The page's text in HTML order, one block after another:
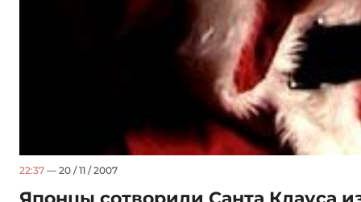
22:37 — 20 / 11 / 2007